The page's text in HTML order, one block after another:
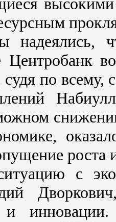
надеялись,
Центробанк
по всему,
роста
с
и